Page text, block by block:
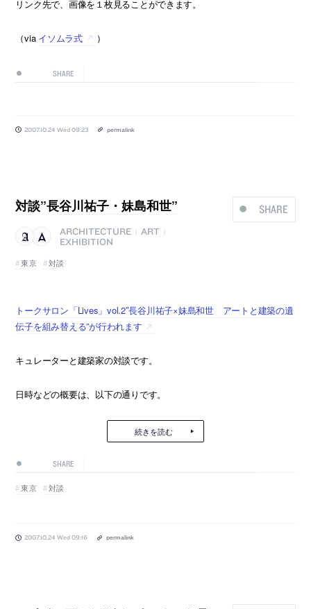
リンク先で、画像を１枚見ることができます。
（via イソムラ式 ）
SHARE
2007.10.24 Wed 09:23 permalink
SHARE
対談”長谷川祐子・妹島和世”
ARCHITECTURE ART
EXHIBITION
東京
対談
トークサロン「Lives」vol.2″長谷川祐子×妹島和世 アートと建築の遺
伝子を組み替える”が行われます
キュレーターと建築家の対談です。
日時などの概要は、以下の通りです。
続きを読む
SHARE
東京 対談
2007.10.24 Wed 09:16 permalink